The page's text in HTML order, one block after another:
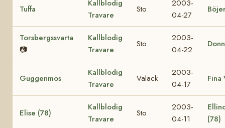
Tuffa
Kallblodig
Travare
Sto
2003-
04-27
Torsbergssvarta
📷
Kallblodig
Travare
Sto
2003-
04-22
Guggenmos
Kallblodig
Travare
Valack
2003-
04-17
Fina
Elise (78)
Kallblodig
Travare
Sto
2003-
04-11
(78)